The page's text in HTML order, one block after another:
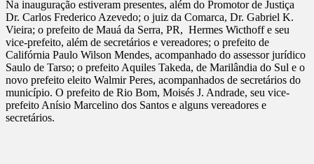
Na inauguração estiveram presentes, além do Promotor de Justiça
Dr. Carlos Frederico Azevedo; o juiz da Comarca, Dr. Gabriel K.
Vieira; o prefeito de Mauá da Serra, PR, Hermes Wicthoff e seu
vice-prefeito, além de secretários e vereadores; o prefeito de
Califórnia Paulo Wilson Mendes, acompanhado do assessor jurídico
Saulo de Tarso; o prefeito Aquiles Takeda, de Marilândia do Sul e o
novo prefeito eleito Walmir Peres, acompanhados de secretários do
município. O prefeito de Rio Bom, Moisés J. Andrade, seu vice-
prefeito Anísio Marcelino dos Santos e alguns vereadores e
secretários.